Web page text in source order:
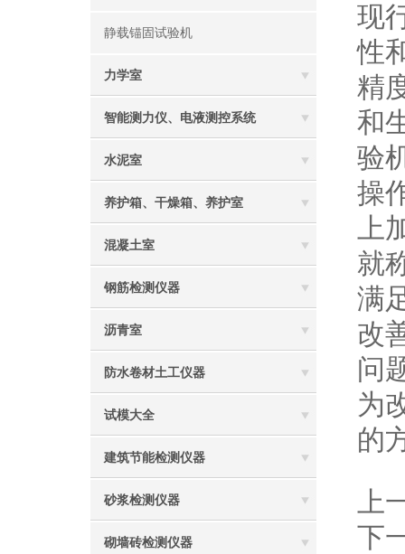
静载锚固试验机
力学室
智能测力仪、电液测控系统
水泥室
养护箱、干燥箱、养护室
混凝土室
钢筋检测仪器
沥青室
防水卷材土工仪器
试模大全
建筑节能检测仪器
砂浆检测仪器
砌墙砖检测仪器
现
性
精
和
验
操
上
就
满
改
问
为
的
上
下